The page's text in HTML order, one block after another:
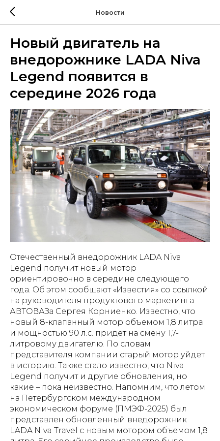
Новости
Новый двигатель на
внедорожнике LADA Niva
Legend появится в
середине 2026 года
Отечественный внедорожник LADA Niva
Legend получит новый мотор
ориентировочно в середине следующего
года. Об этом сообщают «Известия» со ссылкой
на руководителя продуктового маркетинга
АВТОВАЗа Сергея Корниенко. Известно, что
новый 8-клапанный мотор объемом 1,8 литра
и мощностью 90 л.с. придет на смену 1,7-
литровому двигателю. По словам
представителя компании старый мотор уйдет
в историю. Также стало известно, что Niva
Legend получит и другие обновления, но
какие – пока неизвестно. Напомним, что летом
на Петербургском международном
экономическом форуме (ПМЭФ-2025) был
представлен обновленный внедорожник
LADA Niva Travel с новым мотором объемом 1,8